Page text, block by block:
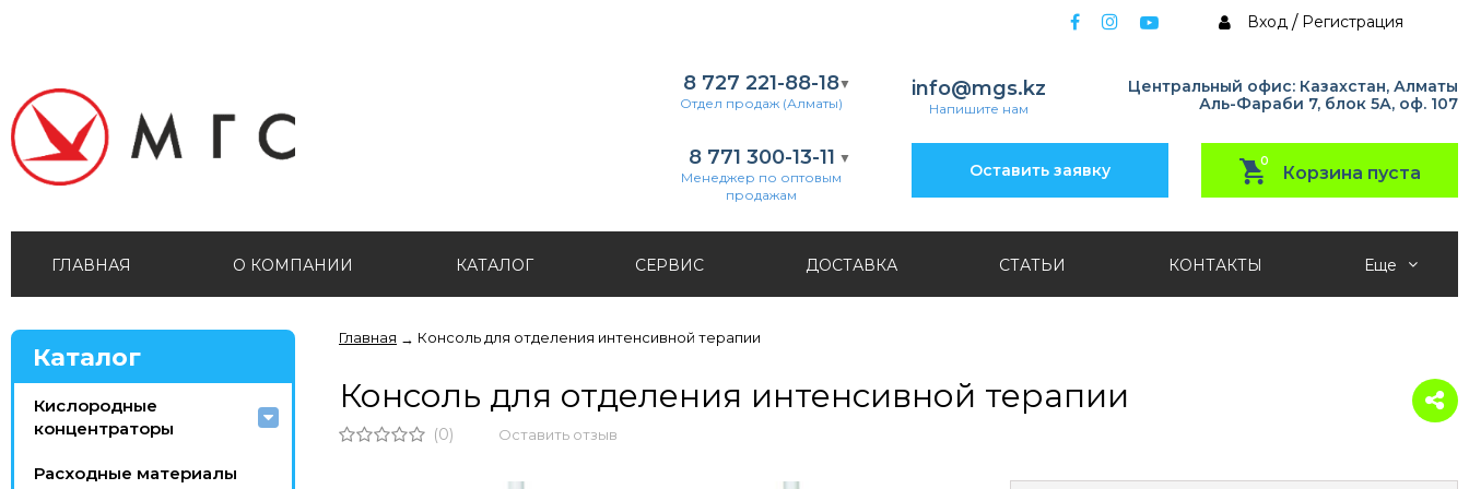
Вход / Регистрация
8 727 221-88-18
Отдел продаж (Алматы)
8 771 300-13-11
Менеджер по оптовым
продажам
info@mgs.kz
Напишите нам
Центральный офис: Казахстан, Алматы
Аль-Фараби 7, блок 5А, оф. 107
Оставить заявку 0
Корзина пуста
ГЛАВНАЯ О КОМПАНИИ КАТАЛОГ СЕРВИС ДОСТАВКА СТАТЬИ КОНТАКТЫ Еще
Главная → Консоль для отделения интенсивной терапии
Консоль для отделения интенсивной терапии
(0) Оставить отзыв
Каталог
Кислородные
концентраторы
Расходные материалы